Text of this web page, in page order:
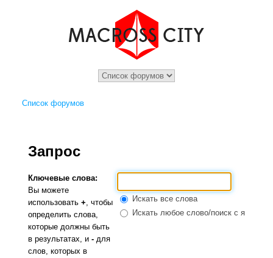
Список форумов
Запрос
Ключевые слова:
Вы можете
использовать+, чтобы
определить слова,
которые должны быть
в результатах, и- для
слов, которых в
Искать все слова
Искать любое слово/поиск с языком